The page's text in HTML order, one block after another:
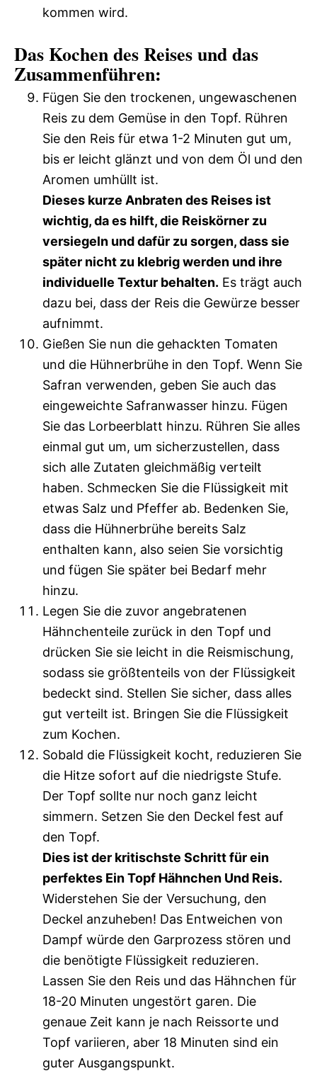
kommen wird.
Das Kochen des Reises und das
Zusammenführen:
Fügen Sie den trockenen, ungewaschenen
Reis zu dem Gemüse in den Topf. Rühren
Sie den Reis für etwa 1-2 Minuten gut um,
bis er leicht glänzt und von dem Öl und den
Aromen umhüllt ist.
Dieses kurze Anbraten des Reises ist
wichtig, da es hilft, die Reiskörner zu
versiegeln und dafür zu sorgen, dass sie
später nicht zu klebrig werden und ihre
individuelle Textur behalten. Es trägt auch
dazu bei, dass der Reis die Gewürze besser
aufnimmt.
Gießen Sie nun die gehackten Tomaten
und die Hühnerbrühe in den Topf. Wenn Sie
Safran verwenden, geben Sie auch das
eingeweichte Safranwasser hinzu. Fügen
Sie das Lorbeerblatt hinzu. Rühren Sie alles
einmal gut um, um sicherzustellen, dass
sich alle Zutaten gleichmäßig verteilt
haben. Schmecken Sie die Flüssigkeit mit
etwas Salz und Pfeffer ab. Bedenken Sie,
dass die Hühnerbrühe bereits Salz
enthalten kann, also seien Sie vorsichtig
und fügen Sie später bei Bedarf mehr
hinzu.
Legen Sie die zuvor angebratenen
Hähnchenteile zurück in den Topf und
drücken Sie sie leicht in die Reismischung,
sodass sie größtenteils von der Flüssigkeit
bedeckt sind. Stellen Sie sicher, dass alles
gut verteilt ist. Bringen Sie die Flüssigkeit
zum Kochen.
Sobald die Flüssigkeit kocht, reduzieren Sie
die Hitze sofort auf die niedrigste Stufe.
Der Topf sollte nur noch ganz leicht
simmern. Setzen Sie den Deckel fest auf
den Topf.
Dies ist der kritischste Schritt für ein
perfektes Ein Topf Hähnchen Und Reis.
Widerstehen Sie der Versuchung, den
Deckel anzuheben! Das Entweichen von
Dampf würde den Garprozess stören und
die benötigte Flüssigkeit reduzieren.
Lassen Sie den Reis und das Hähnchen für
18-20 Minuten ungestört garen. Die
genaue Zeit kann je nach Reissorte und
Topf variieren, aber 18 Minuten sind ein
guter Ausgangspunkt.